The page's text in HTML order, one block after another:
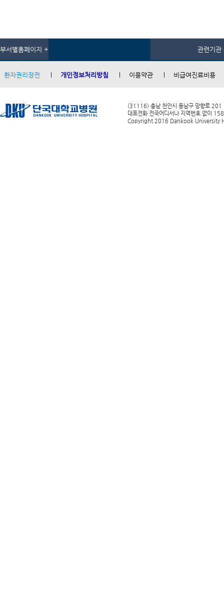
부서별홈페이지 + 관련기관
환자권리장전 개인정보처리방침 이용약관 비급여진료비용
(31116) 충남 천안시 동남구 망향로 201
대표전화 전국어디서나 지역번호 없이
Copyright 2016 Dankook University